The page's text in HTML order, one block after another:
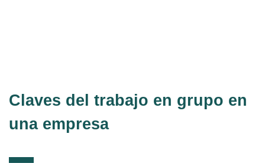
Claves del trabajo en grupo en
una empresa